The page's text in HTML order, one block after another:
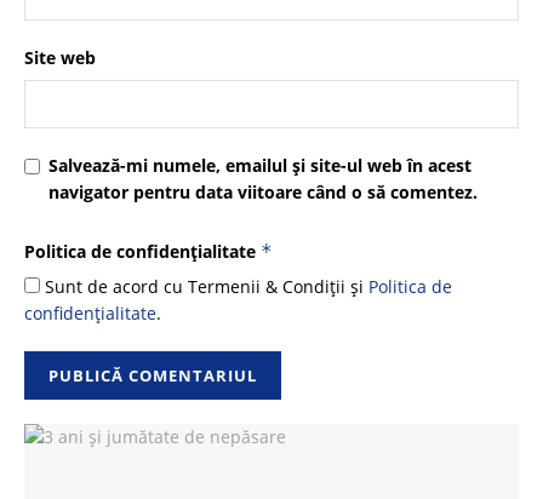
Site web
Salvează-mi numele, emailul și site-ul web în acest
navigator pentru data viitoare când o să comentez.
Politica de confidențialitate *
Sunt de acord cu Termenii & Condiții și Politica de
confidențialitate.